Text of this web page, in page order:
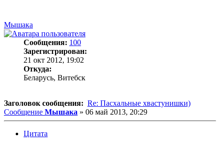
Мышака
Сообщения: 100
Зарегистрирован:
21 окт 2012, 19:02
Откуда:
Беларусь, Витебск
Заголовок сообщения: Re: Пасхальные хвастунишки)
Сообщение Мышака » 06 май 2013, 20:29
Цитата